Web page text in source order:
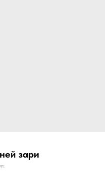
зари